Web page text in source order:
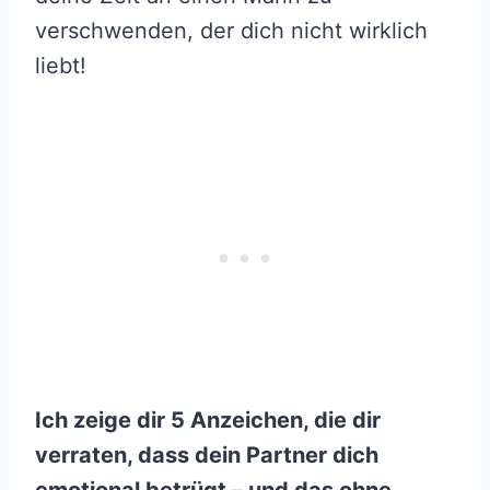
verschwenden, der dich nicht wirklich
liebt!
Ich zeige dir 5 Anzeichen, die dir
verraten, dass dein Partner dich